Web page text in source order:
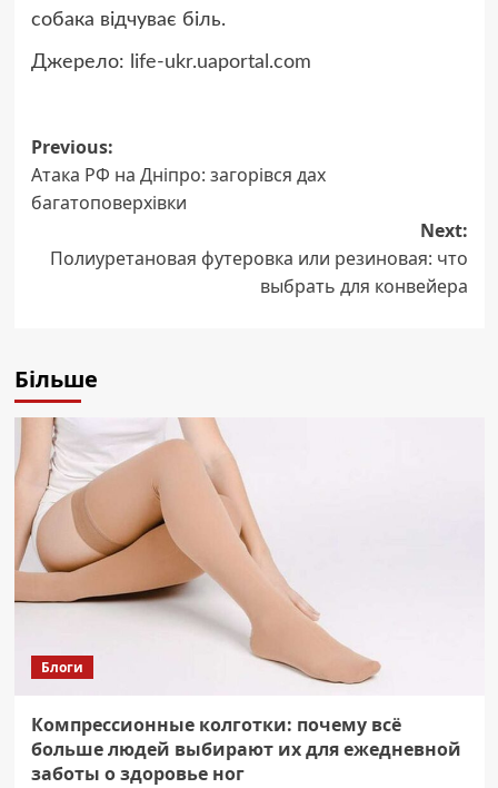
собака відчуває біль.
Джерело: life-ukr.uaportal.com
Post
navigation
Previous:
Атака РФ на Дніпро: загорівся дах
багатоповерхівки
Next:
Полиуретановая футеровка или резиновая: что
выбрать для конвейера
Більше
Блоги
Компрессионные колготки: почему всё
больше людей выбирают их для ежедневной
заботы о здоровье ног